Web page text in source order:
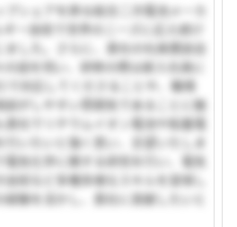
シェアを誇る総合二次電池メーカ
ギー技術で世界のニーズに応え続け
ました。さらに、貴社の社員懇談会
の話を伺い、研修の際は新入社員に
で対応してくださることや、職場
談がしやすい雰囲気であることに魅
貴社でリチウムイオン電池や鉛蓄電
行いたいと強く思い、志望いたしま
電気化学に関する研究を行い、電気
術など多種多様なスキルを習得し
験を活かし、貴社に貢献したいと